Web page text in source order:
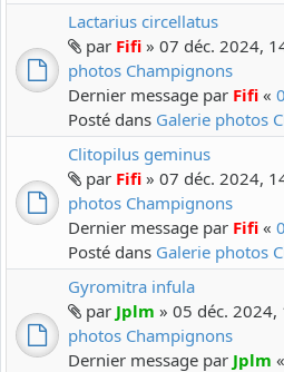
Lactarius circellatus
par Fifi » 07 déc. 2024,
photos Champignons
Dernier message par Fifi «
Posté dans Galerie photos
Clitopilus geminus
par Fifi » 07 déc. 2024,
photos Champignons
Dernier message par Fifi «
Posté dans Galerie photos
Gyromitra infula
par Jplm » 05 déc. 2024,
photos Champignons
Dernier message par Jplm «